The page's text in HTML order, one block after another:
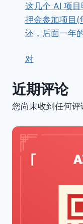
这几个 AI 项
押金参加项目(
还，后面一年
对
近期评论
您尚未收到任何评